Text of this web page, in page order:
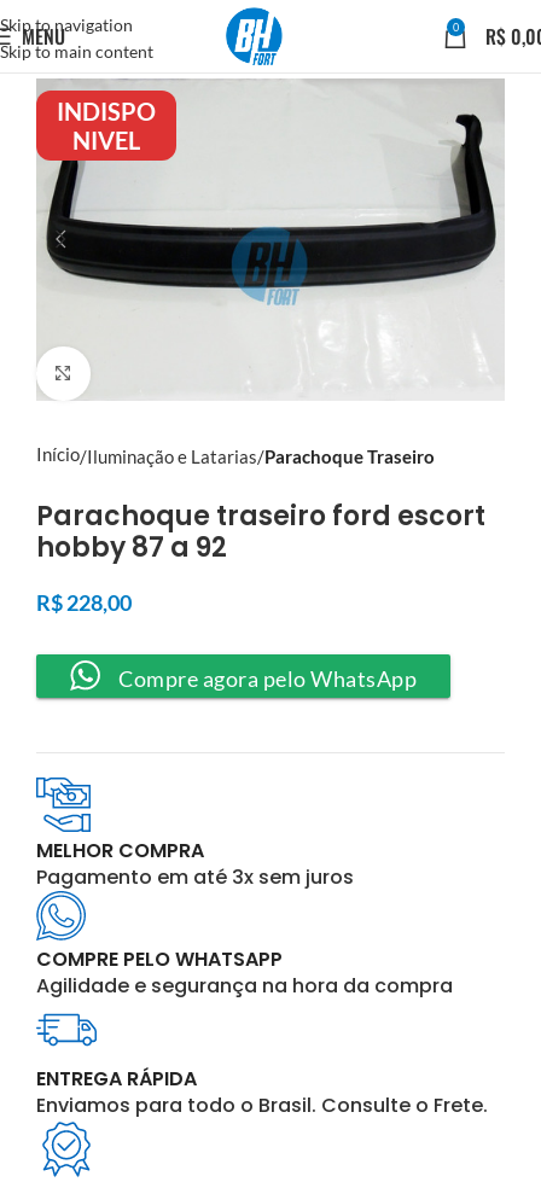
Skip to navigation
Skip to main content
MENU 0 R$
INDISPO
NIVEL
Click to enlarge
Início Iluminação e Latarias Parachoque Traseiro
Parachoque traseiro ford escort
hobby 87 a 92
R$228,00
Compre agora pelo WhatsApp
MELHOR COMPRA
Pagamento em até 3x sem juros
COMPRE PELO WHATSAPP
Agilidade e segurança na hora da compra
ENTREGA RÁPIDA
Enviamos para todo o Brasil. Consulte o Frete.